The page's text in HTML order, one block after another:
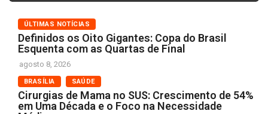
ÚLTIMAS NOTÍCIAS
Definidos os Oito Gigantes: Copa do Brasil
Esquenta com as Quartas de Final
agosto 8, 2026
BRASÍLIA SAÚDE
Cirurgias de Mama no SUS: Crescimento de 54%
em Uma Década e o Foco na Necessidade